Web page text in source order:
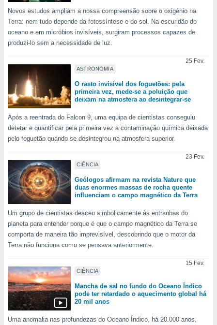
como a
sitio
IP e
possam
seus
com
se
tal,
ou opor-
qualquer
em “
na
o
ou aceder
num
para
Novos estudos ampliam a nossa compreensão sobre o oxigénio na
Terra: nem tudo depende da fotossíntese e do sol. Na escuridão do
oceano e em micróbios invisíveis, surgiram processos capazes de
produzi-lo sem a necessidade de luz.
ASTRONOMIA
25 Fev.
O rasto invisível dos foguetões: pela
primeira vez, mede-se a poluição que
deixam na atmosfera ao desintegrar-se
Após a reentrada do Falcon 9, uma equipa de cientistas conseguiu
detetar e quantificar pela primeira vez a contaminação química deixada
pelo foguetão quando se desintegrou na atmosfera superior.
CIÊNCIA
23 Fev.
Geólogos afirmam na revista Nature que
duas enormes massas de rocha quente
influenciam o campo magnético da Terra
Um grupo de cientistas desceu simbolicamente às entranhas do
planeta para entender porque é que o campo magnético da Terra se
comporta de maneira tão imprevisível, descobrindo que o motor da
Terra não funciona como se pensava anteriormente.
CIÊNCIA
15 Fev.
Mancha de sal no fundo do Oceano Índico
pode ter retardado o aquecimento global há
20 mil anos
Uma anomalia nas profundezas do Oceano Índico, há 20.000 anos,